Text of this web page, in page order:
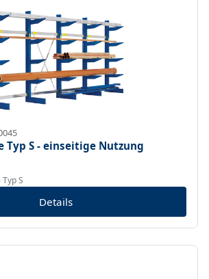
Typ S - einseitige Nutzung
S
Details